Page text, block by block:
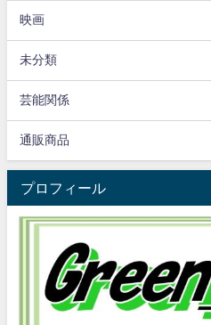
映画
未分類
芸能関係
通販商品
プロフィール